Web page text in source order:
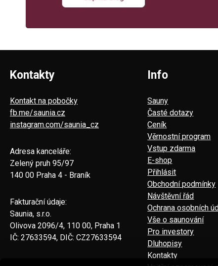
Kontakty
Kontakt na pobočky
fb.me/saunia.cz
instagram.com/saunia_cz
Adresa kanceláře:
Zelený pruh 95/97
140 00 Praha 4 - Braník
Fakturační údaje:
Saunia, s.r.o.
Olivova 2096/4, 110 00, Praha 1
IČ: 27633594, DIČ: CZ27633594
Info
Sauny
Časté dotazy
Ceník
Věrnostní program
Vstup zdarma
E-shop
Přihlásit
Obchodní podmínky
Návštěvní řád
Ochrana osobních
Vše o saunování
Pro investory
Dluhopisy
Kontakty